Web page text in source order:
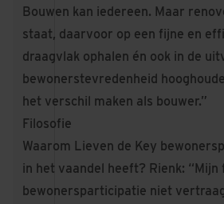
Bouwen kan iedereen. Maar
staat, daarvoor op een fijne en
draagvlak ophalen én ook in de
bewonerstevredenheid
het verschil maken als bouwer.”
Filosofie
Waarom Lieven de Key
in het vaandel heeft? Rienk:
bewonersparticipatie niet